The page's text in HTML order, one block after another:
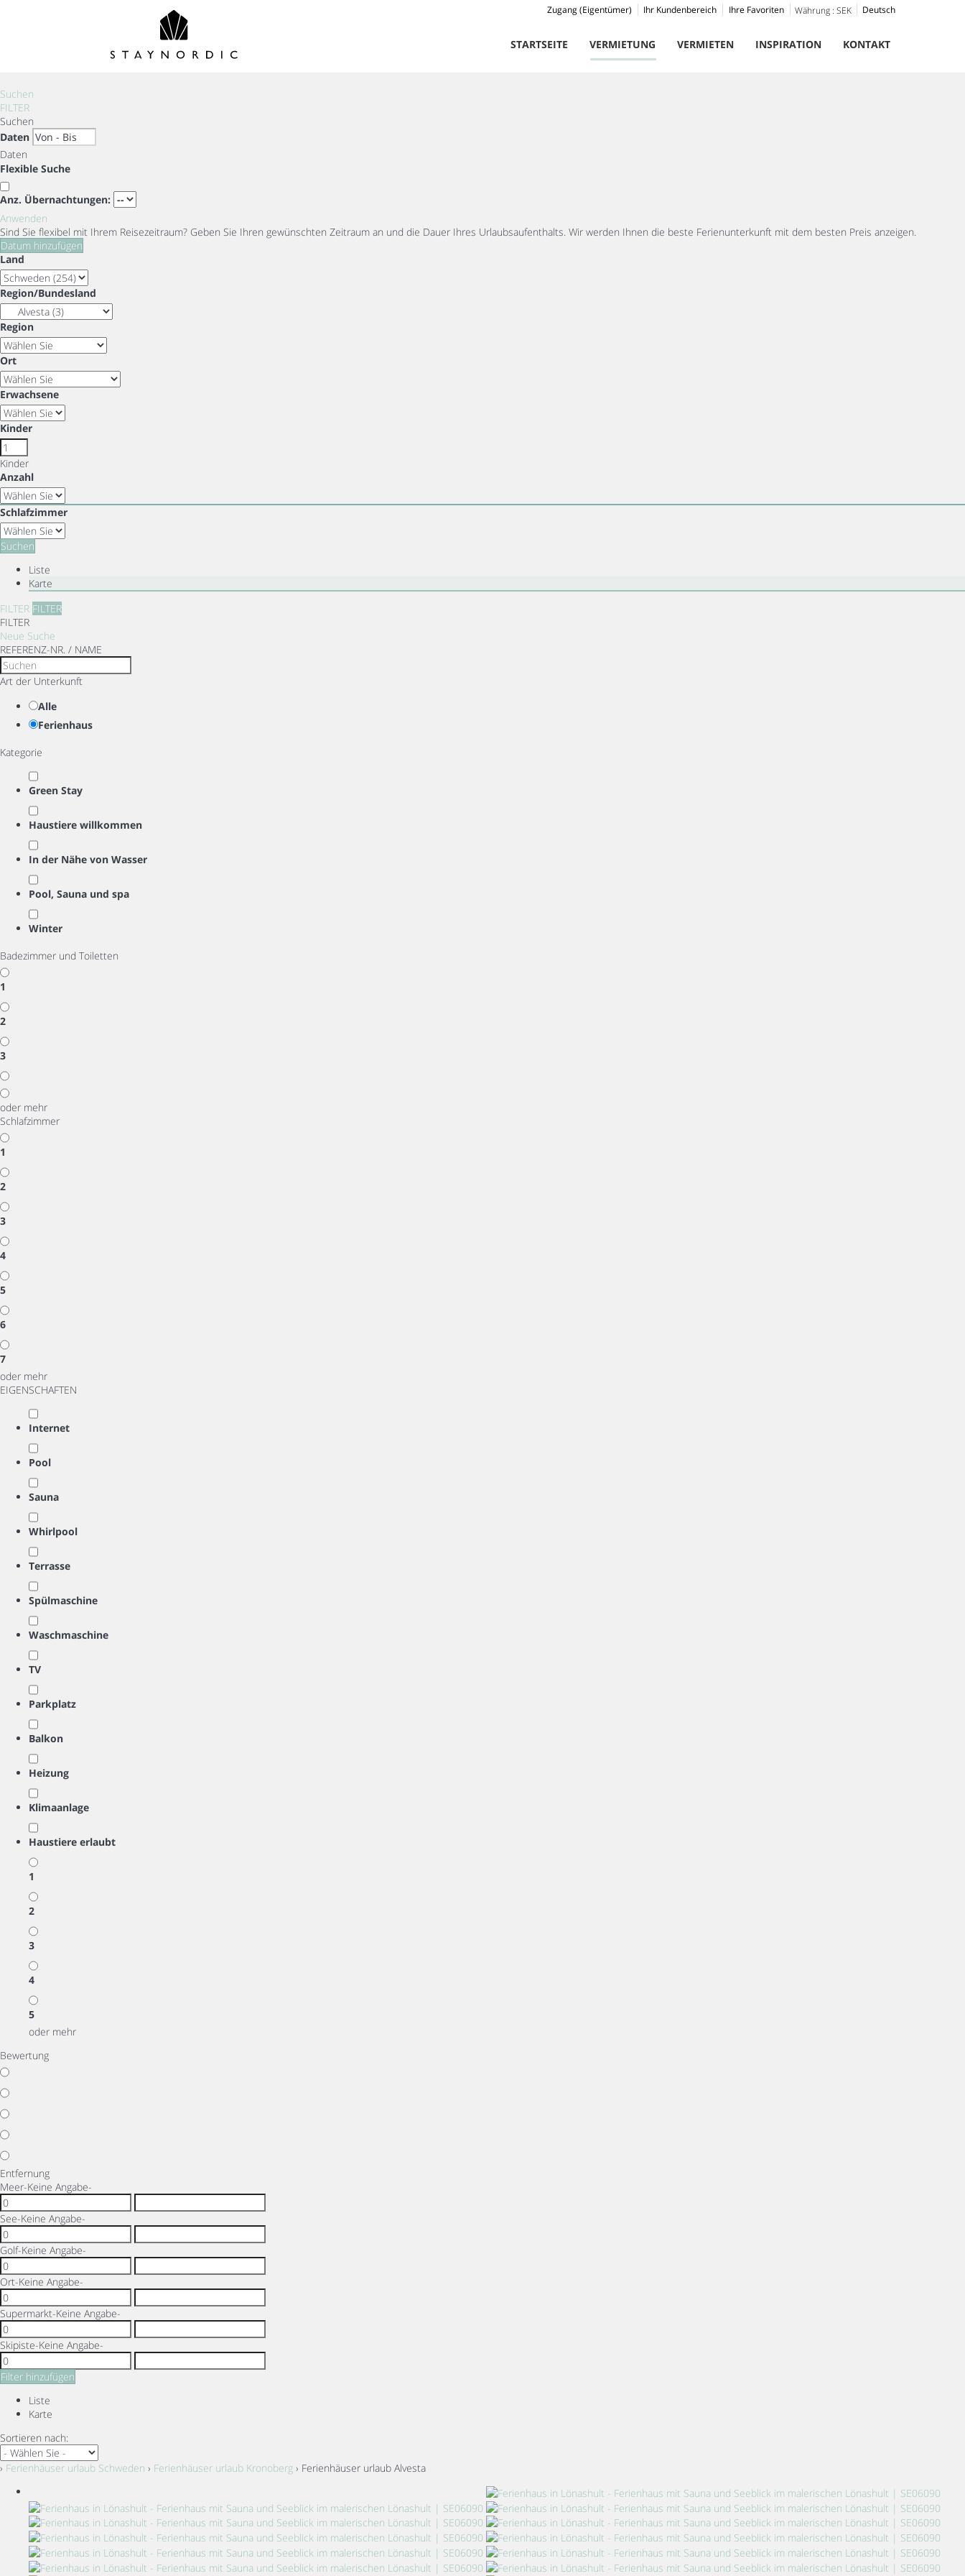
Deutsch
Währung : SEK
Ihre Favoriten
Ihr Kundenbereich
Zugang (Eigentümer)
STARTSEITE VERMIETUNG VERMIETEN INSPIRATION KONTAKT
Suchen
FILTER
Suchen
Daten
Daten
Flexible Suche
Anz. Übernachtungen:
Anwenden
Sind Sie flexibel mit Ihrem Reisezeitraum? Geben Sie Ihren gewünschten Zeitraum an und die Dauer Ihres Urlaubsaufenthalts. Wir werden Ihnen die beste Ferienunterkunft mit dem besten Preis anzeigen.
Datum hinzufügen
Land
Region/Bundesland
Region
Ort
Erwachsene
Kinder
Kinder
Anzahl
Schlafzimmer
Suchen
Liste
Karte
FILTER FILTER
FILTER
Neue Suche
REFERENZ-NR. / NAME
Art der Unterkunft
Alle
Ferienhaus
Kategorie
Green Stay
Haustiere willkommen
In der Nähe von Wasser
Pool, Sauna und spa
Winter
Badezimmer und Toiletten
1
2
3
oder mehr
Schlafzimmer
1
2
3
4
5
6
7
oder mehr
EIGENSCHAFTEN
Internet
Pool
Sauna
Whirlpool
Terrasse
Spülmaschine
Waschmaschine
TV
Parkplatz
Balkon
Heizung
Klimaanlage
Haustiere erlaubt
1
2
3
4
5
oder mehr
Bewertung
Entfernung
Meer-Keine Angabe-
See-Keine Angabe-
Golf-Keine Angabe-
Ort-Keine Angabe-
Supermarkt-Keine Angabe-
Skipiste-Keine Angabe-
Filter hinzufügen
Liste
Karte
Sortieren nach:
› Ferienhäuser urlaub Schweden › Ferienhäuser urlaub Kronoberg › Ferienhäuser urlaub Alvesta